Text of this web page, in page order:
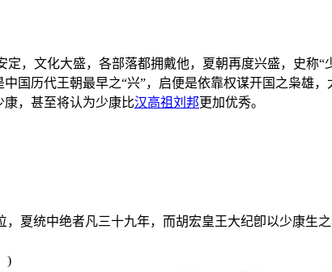
，文化大盛，各部落都拥戴他，夏朝再度兴盛，史称“
国历代王朝最早之“兴”，启便是依靠权谋开国之枭雄
，甚至将认为少康比汉高祖刘邦更加优秀。
夏统中绝者凡三十九年，而胡宏皇王大纪卽以少康生
)